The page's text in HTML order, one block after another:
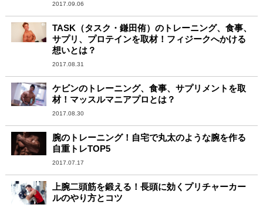
2017.09.06
TASK（タスク・鎌田侑）のトレーニング、食事、
サプリ、プロテインを取材！フィジークへかける
想いとは？
2017.08.31
ケビンのトレーニング、食事、サプリメントを取
材！マッスルマニアプロとは？
2017.08.30
腕のトレーニング！自宅で丸太のような腕を作る
自重トレTOP5
2017.07.17
上腕二頭筋を鍛える！長頭に効くプリチャーカー
ルのやり方とコツ